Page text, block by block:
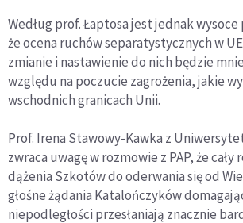
Według prof. Łaptosa jest jednak
że ocena ruchów separatystycznych w
zmianie i nastawienie do nich będzie
względu na poczucie zagrożenia, jakie
wschodnich granicach Unii.
Prof. Irena Stawowy-Kawka z
zwraca uwagę w rozmowie z PAP, że cały
dążenia Szkotów do oderwania się od
głośne żądania Katalończyków
niepodległości przesłaniają znacznie